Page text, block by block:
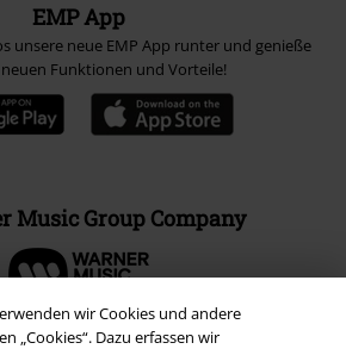
wir Cookies und andere
„Cookies“. Dazu erfassen wir
EMP App
unsere neue EMP App runter und genieße
Funktionen und Vorteile!
Music Group Company